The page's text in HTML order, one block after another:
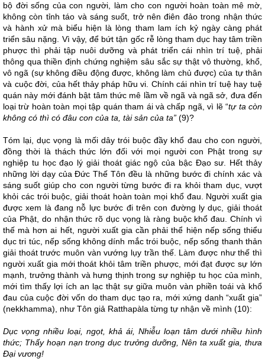
bộ đời sống của con người, làm cho con người hoàn toàn mê mờ,
không còn tỉnh táo và sáng suốt, trở nên điên đảo trong nhận thức
và hành xử mà biểu hiện là lòng tham lam ích kỷ ngày càng phát
triển sâu nặng. Vì vậy, để bứt tận gốc rễ lòng tham dục hay tâm triền
phược thì phải tập nuôi dưỡng và phát triển cái nhìn trí tuệ, phải
thông qua thiền định chứng nghiệm sâu sắc sự thật vô thường, khổ,
vô ngã (sự không điều động được, không làm chủ được) của tự thân
và cuộc đời, của hết thảy pháp hữu vi. Chính cái nhìn trí tuệ hay tuệ
quán này mới đánh bật tâm thức mê lầm về ngã và ngã sở, đưa đến
loại trừ hoàn toàn mọi tập quán tham ái và chấp ngã, vì lẽ “tự ta còn
không có thì có đâu con của ta, tài sản của ta” (9)?
Tóm lại, dục vọng là mối dây trói buộc đầy khổ đau cho con người,
đồng thời là thách thức lớn đối với mọi người con Phật trong sự
nghiệp tu học đạo lý giải thoát giác ngộ của bậc Đạo sư. Hết thảy
những lời dạy của Đức Thế Tôn đều là những bước đi chính xác và
sáng suốt giúp cho con người từng bước đi ra khỏi tham dục, vượt
khỏi các trói buộc, giải thoát hoàn toàn mọi khổ đau. Người xuất gia
được xem là đang nỗ lực bước đi trên con đường ly dục, giải thoát
của Phật, do nhận thức rõ dục vọng là ràng buộc khổ đau. Chính vì
thế mà hơn ai hết, người xuất gia cần phải thể hiện nếp sống thiểu
dục tri túc, nếp sống không dính mắc trói buộc, nếp sống thanh thản
giải thoát trước muôn vàn vướng lụy trần thế. Làm được như thế thì
người xuất gia mới thoát khỏi tâm triền phược, mới đạt được sự lớn
mạnh, trưởng thành và hưng thịnh trong sự nghiệp tu học của mình,
mới tìm thấy lợi ích an lạc thật sự giữa muôn vàn phiền toái và khổ
đau của cuộc đời vốn do tham dục tạo ra, mới xứng danh “xuất gia”
(nekkhamma), như Tôn giả Ratthapàla từng tự nhận về mình (10):
Dục vọng nhiều loại, ngọt, khả ái, Nhiễu loạn tâm dưới nhiều hình
thức; Thấy hoạn nạn trong dục trưởng dưỡng, Nên ta xuất gia, thưa
Đại vương!